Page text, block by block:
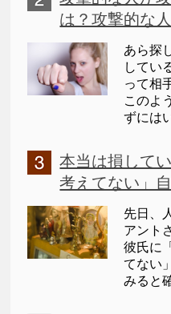
は？攻撃的な
あら探
してい
って相
このよ
ずには
本当は損して
考えてない」
先日、
アント
彼氏に
てない
みると